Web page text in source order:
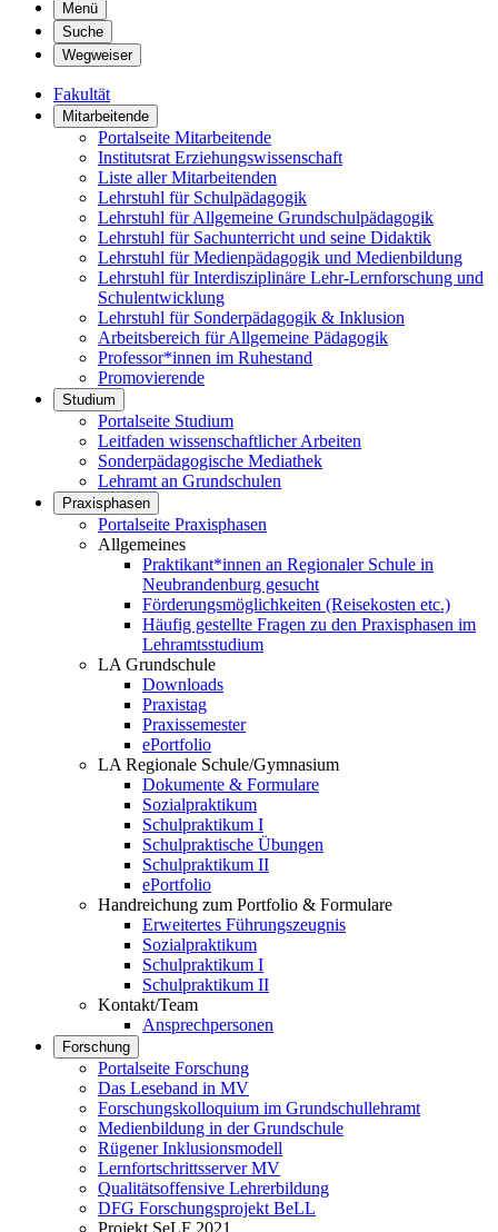
Menü
Suche
Wegweiser
Fakultät
Mitarbeitende
Portalseite Mitarbeitende
Institutsrat Erziehungswissenschaft
Liste aller Mitarbeitenden
Lehrstuhl für Schulpädagogik
Lehrstuhl für Allgemeine Grundschulpädagogik
Lehrstuhl für Sachunterricht und seine Didaktik
Lehrstuhl für Medienpädagogik und Medienbildung
Lehrstuhl für Interdisziplinäre Lehr-Lernforschung und
Schulentwicklung
Lehrstuhl für Sonderpädagogik & Inklusion
Arbeitsbereich für Allgemeine Pädagogik
Professor*innen im Ruhestand
Promovierende
Studium
Portalseite Studium
Leitfaden wissenschaftlicher Arbeiten
Sonderpädagogische Mediathek
Lehramt an Grundschulen
Praxisphasen
Portalseite Praxisphasen
Allgemeines
Praktikant*innen an Regionaler Schule in
Neubrandenburg gesucht
Förderungsmöglichkeiten (Reisekosten etc.)
Häufig gestellte Fragen zu den Praxisphasen im
Lehramtsstudium
LA Grundschule
Downloads
Praxistag
Praxissemester
ePortfolio
LA Regionale Schule/Gymnasium
Dokumente & Formulare
Sozialpraktikum
Schulpraktikum I
Schulpraktische Übungen
Schulpraktikum II
ePortfolio
Handreichung zum Portfolio & Formulare
Erweitertes Führungszeugnis
Sozialpraktikum
Schulpraktikum I
Schulpraktikum II
Kontakt/Team
Ansprechpersonen
Forschung
Portalseite Forschung
Das Leseband in MV
Forschungskolloquium im Grundschullehramt
Medienbildung in der Grundschule
Rügener Inklusionsmodell
Lernfortschrittsserver MV
Qualitätsoffensive Lehrerbildung
DFG Forschungsprojekt BeLL
Projekt SeLF 2021